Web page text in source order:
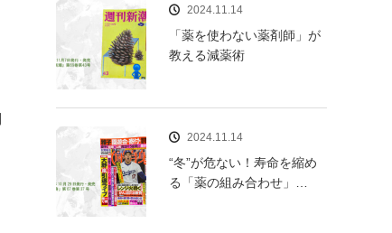
2024.11.14
「薬を使わない薬剤師」が
教える減薬術
2024.11.14
“冬”が危ない！寿命を縮め
る「薬の組み合わせ」…